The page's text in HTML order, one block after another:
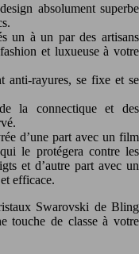
absolument superbe
un à un par des artisans
et luxueuse à votre
anti-rayures, se fixe et se
la connectique et des
d’une part avec un film
le protégera contre les
et d’autre part avec un
efficace.
Swarovski de Bling
touche de classe à votre